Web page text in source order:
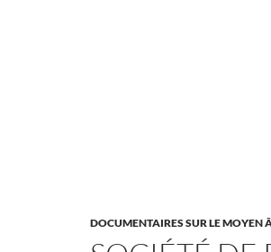
DOCUMENTAIRES SUR LE MOYEN